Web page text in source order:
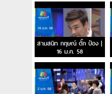
สามสนิท กฤษณ์ ตั๊ก ป๋อง |
16 ม.ค. 58